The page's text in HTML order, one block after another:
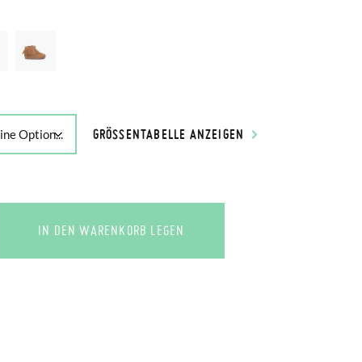
GRÖSSENTABELLE ANZEIGEN
IN DEN WARENKORB LEGEN